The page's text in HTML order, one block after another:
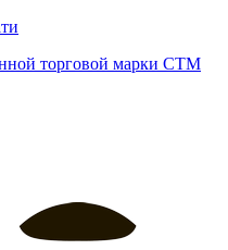
торговой марки СТМ